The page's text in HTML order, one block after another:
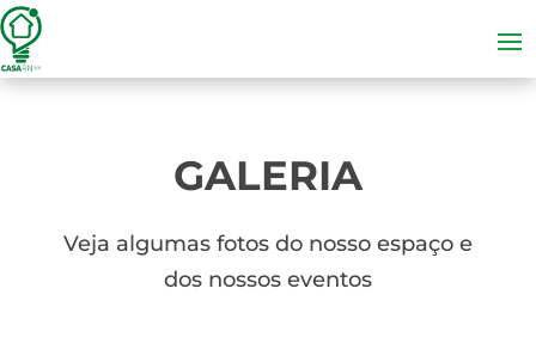
GALERIA
Veja algumas fotos do nosso espaço e
dos nossos eventos